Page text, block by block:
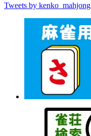
Tweets by kenko_mahjong